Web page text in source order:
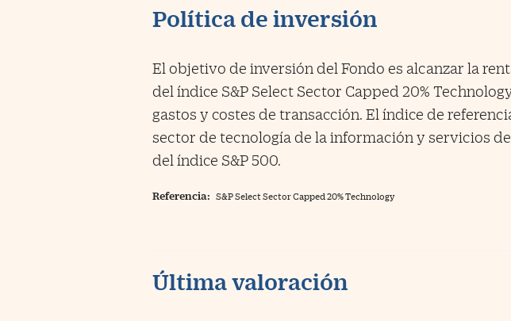
Política de inversión
El objetivo de inversión del Fondo es alcanzar la
del índice S&P Select Sector Capped 20%
gastos y costes de transacción. El índice de
sector de tecnología de la información y servicios
del índice S&P 500.
Referencia: S&P Select Sector Capped 20% Technology
Última valoración